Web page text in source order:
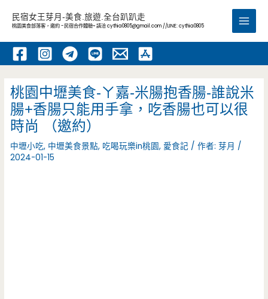
內
民宿女王芽月-美食.旅遊.全台趴趴走
桃園美食部落客，邀約 -民宿合作體驗~ 請洽cythia0805@gmail.com //LINE: cythia0805
Main
桃園中壢美食-ㄚ嘉-米腸抱香腸-誰說米
腸+香腸只能用手拿，吃香腸也可以很
時尚 （邀約）
中壢小吃, 中壢美食景點, 吃喝玩樂in桃園, 愛食記 / 作者:芽月 /
2024-01-15